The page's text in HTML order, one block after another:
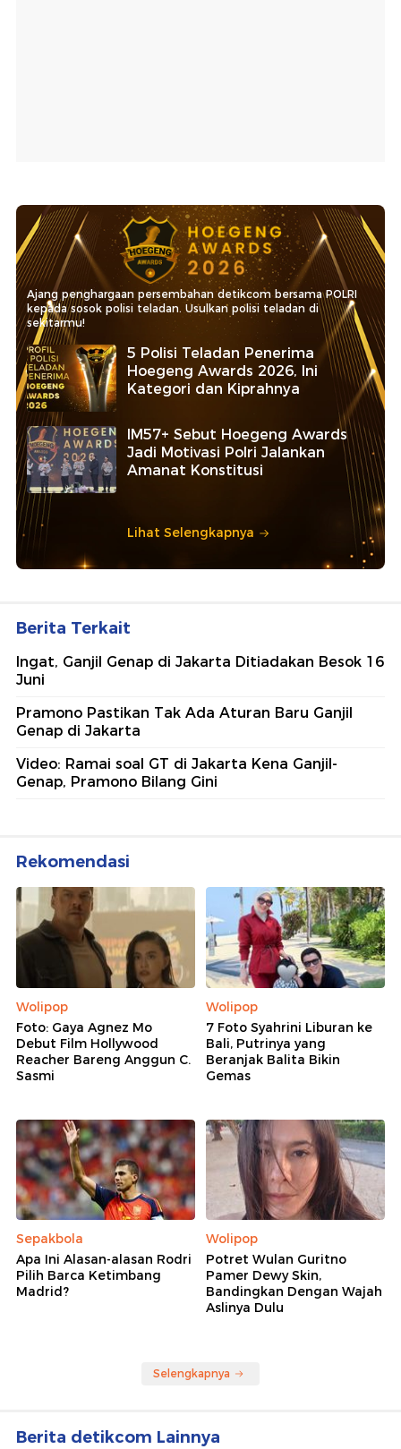
Ajang penghargaan persembahan detikcom bersama POLRI
kepada sosok polisi teladan. Usulkan polisi teladan di
sekitarmu!
5 Polisi Teladan Penerima
Hoegeng Awards 2026, Ini
Kategori dan Kiprahnya
IM57+ Sebut Hoegeng Awards
Jadi Motivasi Polri Jalankan
Amanat Konstitusi
Lihat Selengkapnya
Berita Terkait
Ingat, Ganjil Genap di Jakarta Ditiadakan Besok 16
Juni
Pramono Pastikan Tak Ada Aturan Baru Ganjil
Genap di Jakarta
Video: Ramai soal GT di Jakarta Kena Ganjil-
Genap, Pramono Bilang Gini
Rekomendasi
Wolipop
Foto: Gaya Agnez Mo
Debut Film Hollywood
Reacher Bareng Anggun C.
Sasmi
Wolipop
7 Foto Syahrini Liburan ke
Bali, Putrinya yang
Beranjak Balita Bikin
Gemas
Sepakbola
Apa Ini Alasan-alasan Rodri
Pilih Barca Ketimbang
Madrid?
Wolipop
Potret Wulan Guritno
Pamer Dewy Skin,
Bandingkan Dengan Wajah
Aslinya Dulu
Selengkapnya
Berita detikcom Lainnya